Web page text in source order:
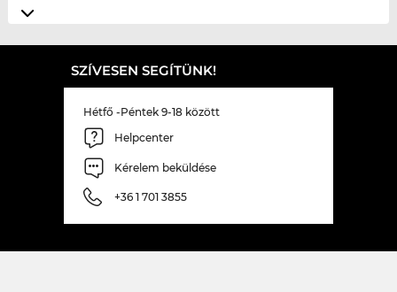
SZÍVESEN SEGÍTÜNK!
Hétfő -Péntek 9-18 között
Helpcenter
Kérelem beküldése
+36 1 701 3855